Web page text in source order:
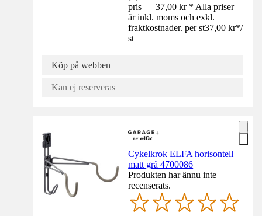
pris — 37,00 kr * Alla priser
är inkl. moms och exkl.
fraktkostnader. per st37,00 kr*/
st
Köp på webben
Kan ej reserveras
Cykelkrok ELFA horisontell
matt grå 4700086
Produkten har ännu inte
recenserats.